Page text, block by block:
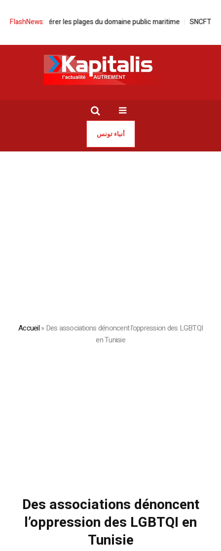
FlashNews:
pour libérer les plages du domaine public maritime SNCFT |
أنباء تونس
Accueil»Des associations dénoncent l’oppression des LGBTQI
en Tunisie
Des associations dénoncent
l’oppression des LGBTQI en
Tunisie